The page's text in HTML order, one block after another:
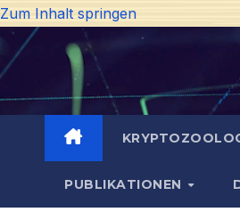
Zum Inhalt springen
PUBLIKATIONEN